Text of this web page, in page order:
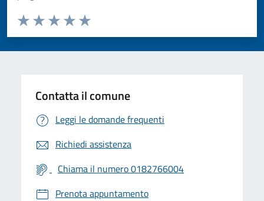
Valuta da 1 a 5 stelle la pagina
Valuta 5 stelle su 5
Valuta 4 stelle su 5
Valuta 3 stelle su 5
Valuta 2 stelle su 5
Valuta 1 stelle su 5
Contatta il comune
Leggi le domande frequenti
Richiedi assistenza
Chiama il numero 0182766004
Prenota appuntamento